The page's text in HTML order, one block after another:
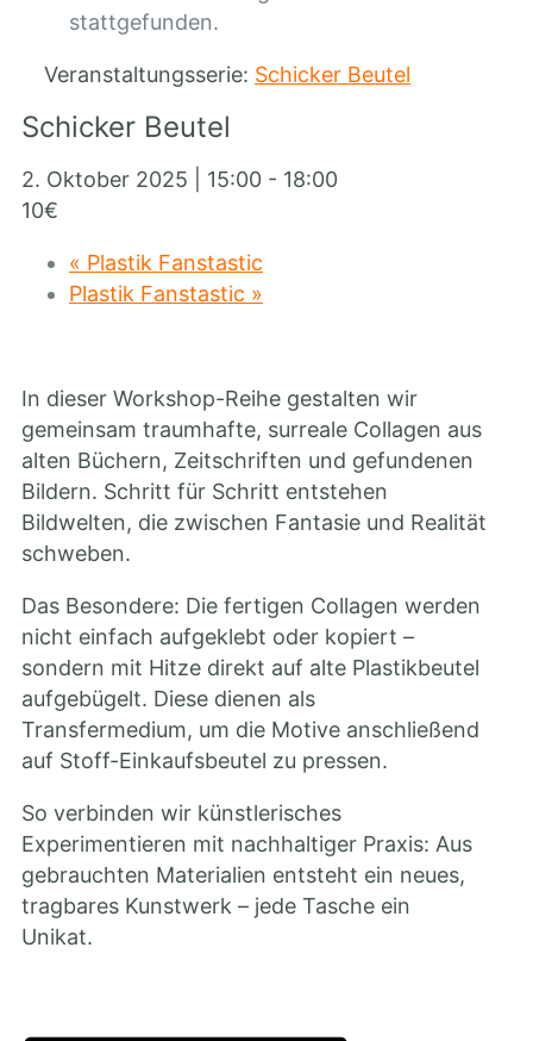
stattgefunden.
Veranstaltungsserie: Schicker Beutel
Schicker Beutel
2. Oktober 2025 | 15:00 - 18:00
10€
« Plastik Fanstastic
Plastik Fanstastic »
In dieser Workshop-Reihe gestalten wir
gemeinsam traumhafte, surreale Collagen aus
alten Büchern, Zeitschriften und gefundenen
Bildern. Schritt für Schritt entstehen
Bildwelten, die zwischen Fantasie und Realität
schweben.
Das Besondere: Die fertigen Collagen werden
nicht einfach aufgeklebt oder kopiert –
sondern mit Hitze direkt auf alte Plastikbeutel
aufgebügelt. Diese dienen als
Transfermedium, um die Motive anschließend
auf Stoff-Einkaufsbeutel zu pressen.
So verbinden wir künstlerisches
Experimentieren mit nachhaltiger Praxis: Aus
gebrauchten Materialien entsteht ein neues,
tragbares Kunstwerk – jede Tasche ein
Unikat.